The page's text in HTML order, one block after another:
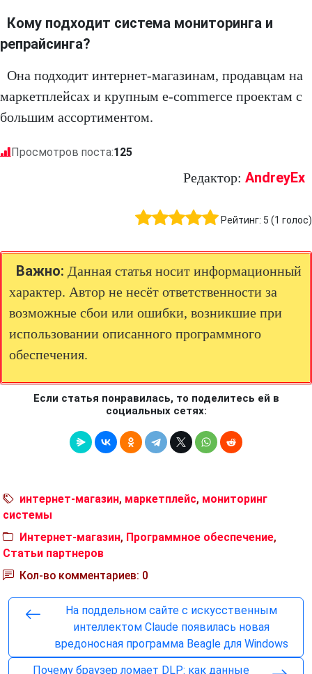
Кому подходит система мониторинга и
репрайсинга?
Она подходит интернет-магазинам, продавцам на
маркетплейсах и крупным e-commerce проектам с
большим ассортиментом.
Просмотров поста:125
Редактор: AndreyEx
Рейтинг: 5 (1 голос)
Важно: Данная статья носит информационный
характер. Автор не несёт ответственности за
возможные сбои или ошибки, возникшие при
использовании описанного программного
обеспечения.
Если статья понравилась, то поделитесь ей в
социальных сетях:
интернет-магазин, маркетплейс, мониторинг
системы
Интернет-магазин, Программное обеспечение,
Статьи партнеров
Кол-во комментариев: 0
На поддельном сайте с искусственным
интеллектом Claude появилась новая
вредоносная программа Beagle для Windows
Почему браузер ломает DLP: как данные